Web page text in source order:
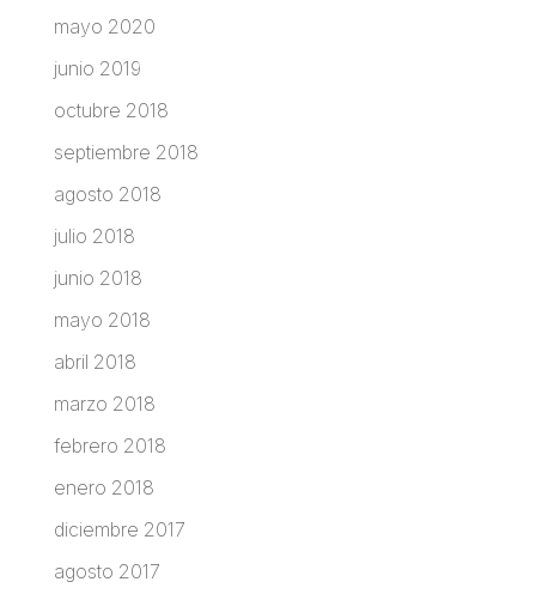
mayo 2020
junio 2019
octubre 2018
septiembre 2018
agosto 2018
julio 2018
junio 2018
mayo 2018
abril 2018
marzo 2018
febrero 2018
enero 2018
diciembre 2017
agosto 2017